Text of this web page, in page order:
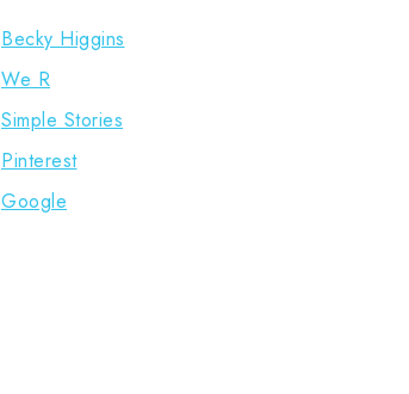
Becky Higgins
We R
Simple Stories
Pinterest
Google